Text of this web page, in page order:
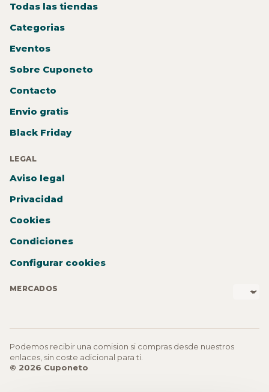
Todas las tiendas
Categorias
Eventos
Sobre Cuponeto
Contacto
Envio gratis
Black Friday
LEGAL
Aviso legal
Privacidad
Cookies
Condiciones
Configurar cookies
MERCADOS
Podemos recibir una comision si compras desde nuestros
enlaces, sin coste adicional para ti.
© 2026 Cuponeto